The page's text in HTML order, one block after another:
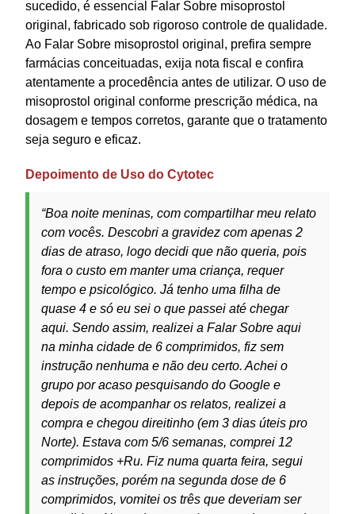
sucedido, é essencial Falar Sobre misoprostol
original, fabricado sob rigoroso controle de qualidade.
Ao Falar Sobre misoprostol original, prefira sempre
farmácias conceituadas, exija nota fiscal e confira
atentamente a procedência antes de utilizar. O uso de
misoprostol original conforme prescrição médica, na
dosagem e tempos corretos, garante que o tratamento
seja seguro e eficaz.
Depoimento de Uso do Cytotec
“Boa noite meninas, com compartilhar meu relato
com vocês. Descobri a gravidez com apenas 2
dias de atraso, logo decidi que não queria, pois
fora o custo em manter uma criança, requer
tempo e psicológico. Já tenho uma filha de
quase 4 e só eu sei o que passei até chegar
aqui. Sendo assim, realizei a Falar Sobre aqui
na minha cidade de 6 comprimidos, fiz sem
instrução nenhuma e não deu certo. Achei o
grupo por acaso pesquisando do Google e
depois de acompanhar os relatos, realizei a
compra e chegou direitinho (em 3 dias úteis pro
Norte). Estava com 5/6 semanas, comprei 12
comprimidos +Ru. Fiz numa quarta feira, segui
as instruções, porém na segunda dose de 6
comprimidos, vomitei os três que deveriam ser